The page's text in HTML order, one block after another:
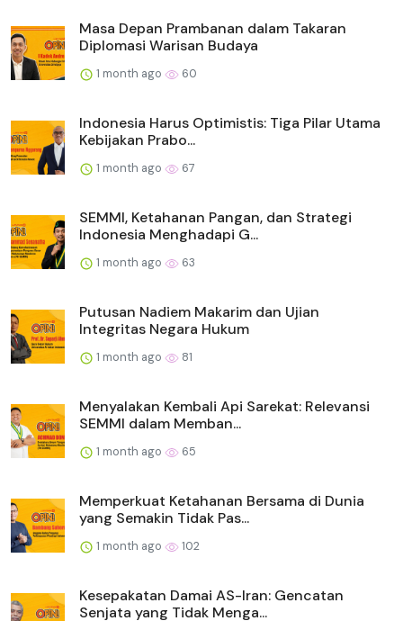
Masa Depan Prambanan dalam Takaran
Diplomasi Warisan Budaya
1 month ago 60
Indonesia Harus Optimistis: Tiga Pilar Utama
Kebijakan Prabo...
1 month ago 67
SEMMI, Ketahanan Pangan, dan Strategi
Indonesia Menghadapi G...
1 month ago 63
Putusan Nadiem Makarim dan Ujian
Integritas Negara Hukum
1 month ago 81
Menyalakan Kembali Api Sarekat: Relevansi
SEMMI dalam Memban...
1 month ago 65
Memperkuat Ketahanan Bersama di Dunia
yang Semakin Tidak Pas...
1 month ago 102
Kesepakatan Damai AS-Iran: Gencatan
Senjata yang Tidak Menga...